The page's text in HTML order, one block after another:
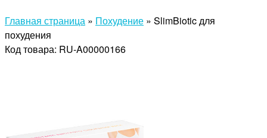
Главная страница » Похудение » SlimBiotic для
похудения
Код товара: RU-A00000166